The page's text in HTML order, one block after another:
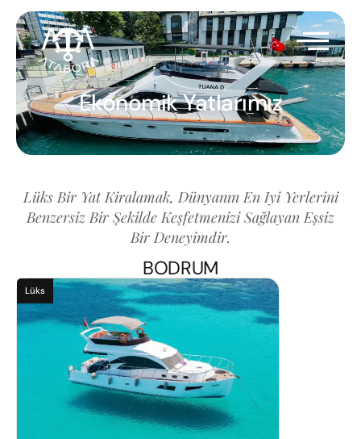
Ekonomik Yatlarımız
Lüks Bir Yat Kiralamak, Dünyanın En Iyi Yerlerini
Benzersiz Bir Şekilde Keşfetmenizi Sağlayan Eşsiz
Bir Deneyimdir.
BODRUM
Detaylı İncele
Lüks